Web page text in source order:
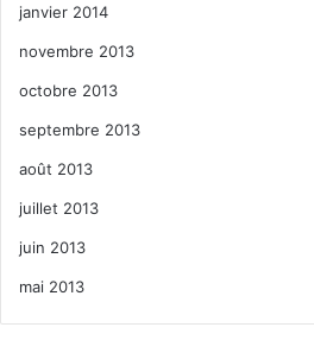
janvier 2014
novembre 2013
octobre 2013
septembre 2013
août 2013
juillet 2013
juin 2013
mai 2013